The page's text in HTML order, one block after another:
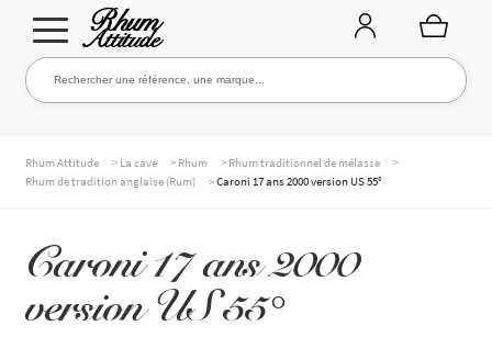
Aller
à
Aller
au
Rechercher une référence, une marque...
Rechercher
NOS RHUMS
Rhum Attitude > La cave > Rhum > Rhum traditionnel de mélasse
>
Rhum de tradition anglaise (Rum)
>Caroni 17 ans 2000 version US 55°
Caroni 17 ans 2000
version US 55°